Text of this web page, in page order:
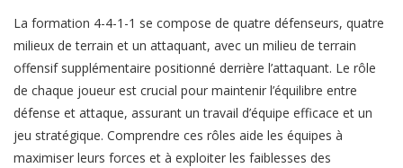
La formation 4-4-1-1 se compose de quatre défenseurs, quatre
milieux de terrain et un attaquant, avec un milieu de terrain
offensif supplémentaire positionné derrière l’attaquant. Le rôle
de chaque joueur est crucial pour maintenir l’équilibre entre
défense et attaque, assurant un travail d’équipe efficace et un
jeu stratégique. Comprendre ces rôles aide les équipes à
maximiser leurs forces et à exploiter les faiblesses des